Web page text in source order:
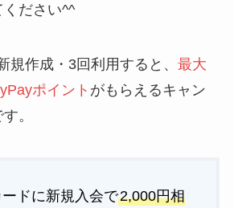
ださい^^
規作成・3回利用すると、 最大
ポイント がもらえるキャン
。
ドに新規入会で2,000円相